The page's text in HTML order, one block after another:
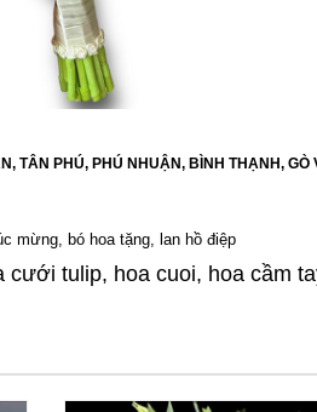
TÂN PHÚ, PHÚ NHUẬN, BÌNH THẠNH, GÒ
mừng, bó hoa tặng, lan hồ điệp
tulip, hoa cuoi, hoa cầm